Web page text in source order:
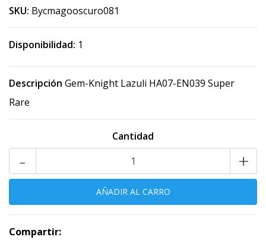
SKU: Bycmagooscuro081
Disponibilidad: 1
Descripción Gem-Knight Lazuli HA07-EN039 Super
Rare
Cantidad
+
-
Compartir: